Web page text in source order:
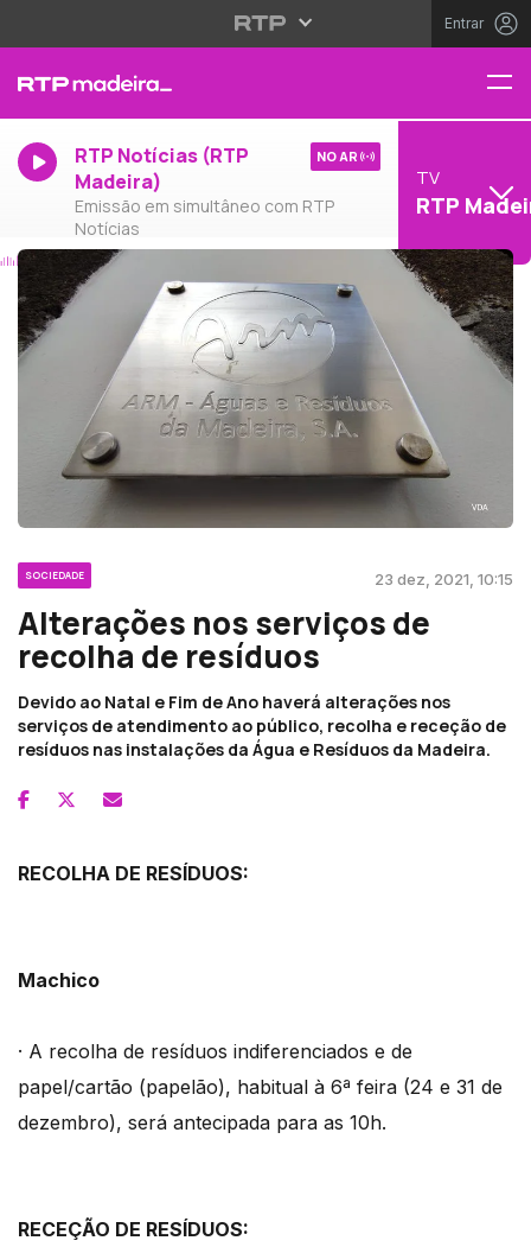
Entrar
RTP Notícias (RTP
Madeira)
Emissão em simultâneo com RTP
Notícias
NO AR
TV
RTP
SOCIEDADE 23 dez, 2021, 10:15
Alterações nos serviços de
recolha de resíduos
Devido ao Natal e Fim de Ano haverá alterações nos
serviços de atendimento ao público, recolha e receção de
resíduos nas instalações da Água e Resíduos da Madeira.
RECOLHA DE RESÍDUOS:
Machico
· A recolha de resíduos indiferenciados e de
papel/cartão (papelão), habitual à 6ª feira (24 e 31 de
dezembro), será antecipada para as 10h.
RECEÇÃO DE RESÍDUOS: